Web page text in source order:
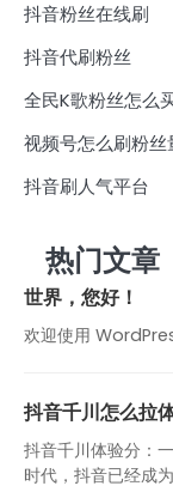
抖音粉丝在线刷
抖音代刷粉丝
全民K歌粉丝怎么
视频号怎么刷粉丝
抖音刷人气平台
热门文章
世界，您好！
欢迎使用
抖音千川怎么拉
抖音千川体验分：
时代，抖音已经成